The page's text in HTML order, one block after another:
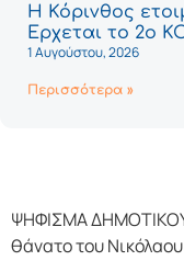
Η Κόρινθος
Έρχεται το 2ο
1 Αυγούστου, 2026
Περισσότερα »
ΨΗΦΙΣΜΑ
θάνατο του